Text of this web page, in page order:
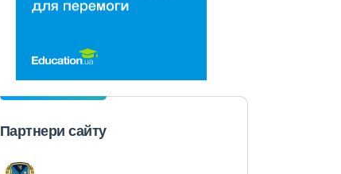
Партнери сайту